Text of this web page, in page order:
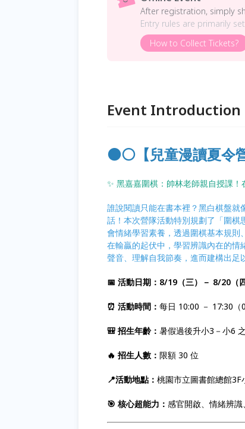
After registration, simply
Entry rules are primarily
How to Collect Tickets?
Event Introduction
⚫⚪【兒童漫讀夏令
✨ 黑嘉嘉圍棋：帥林老師親自授課
誰說閱讀只能在書本裡？黑白棋盤
話！本次營隊活動特別規劃了「圍棋
會情緒學習素養，透過圍棋基本規
在輸贏的起伏中，學習辨識內在的
聲音、理解自我節奏，進而建構出
📅 活動日期：8/19（三）－ 8/20（
⏰ 活動時間： 每日 10:00 － 17:30（
🎒 招生年齡： 暑假過後升小3－小6
🔥 招生人數： 限額 30 位
📍活動地點： 桃園市立圖書館總館
🎯 核心超能力： 感官開啟、情緒辨